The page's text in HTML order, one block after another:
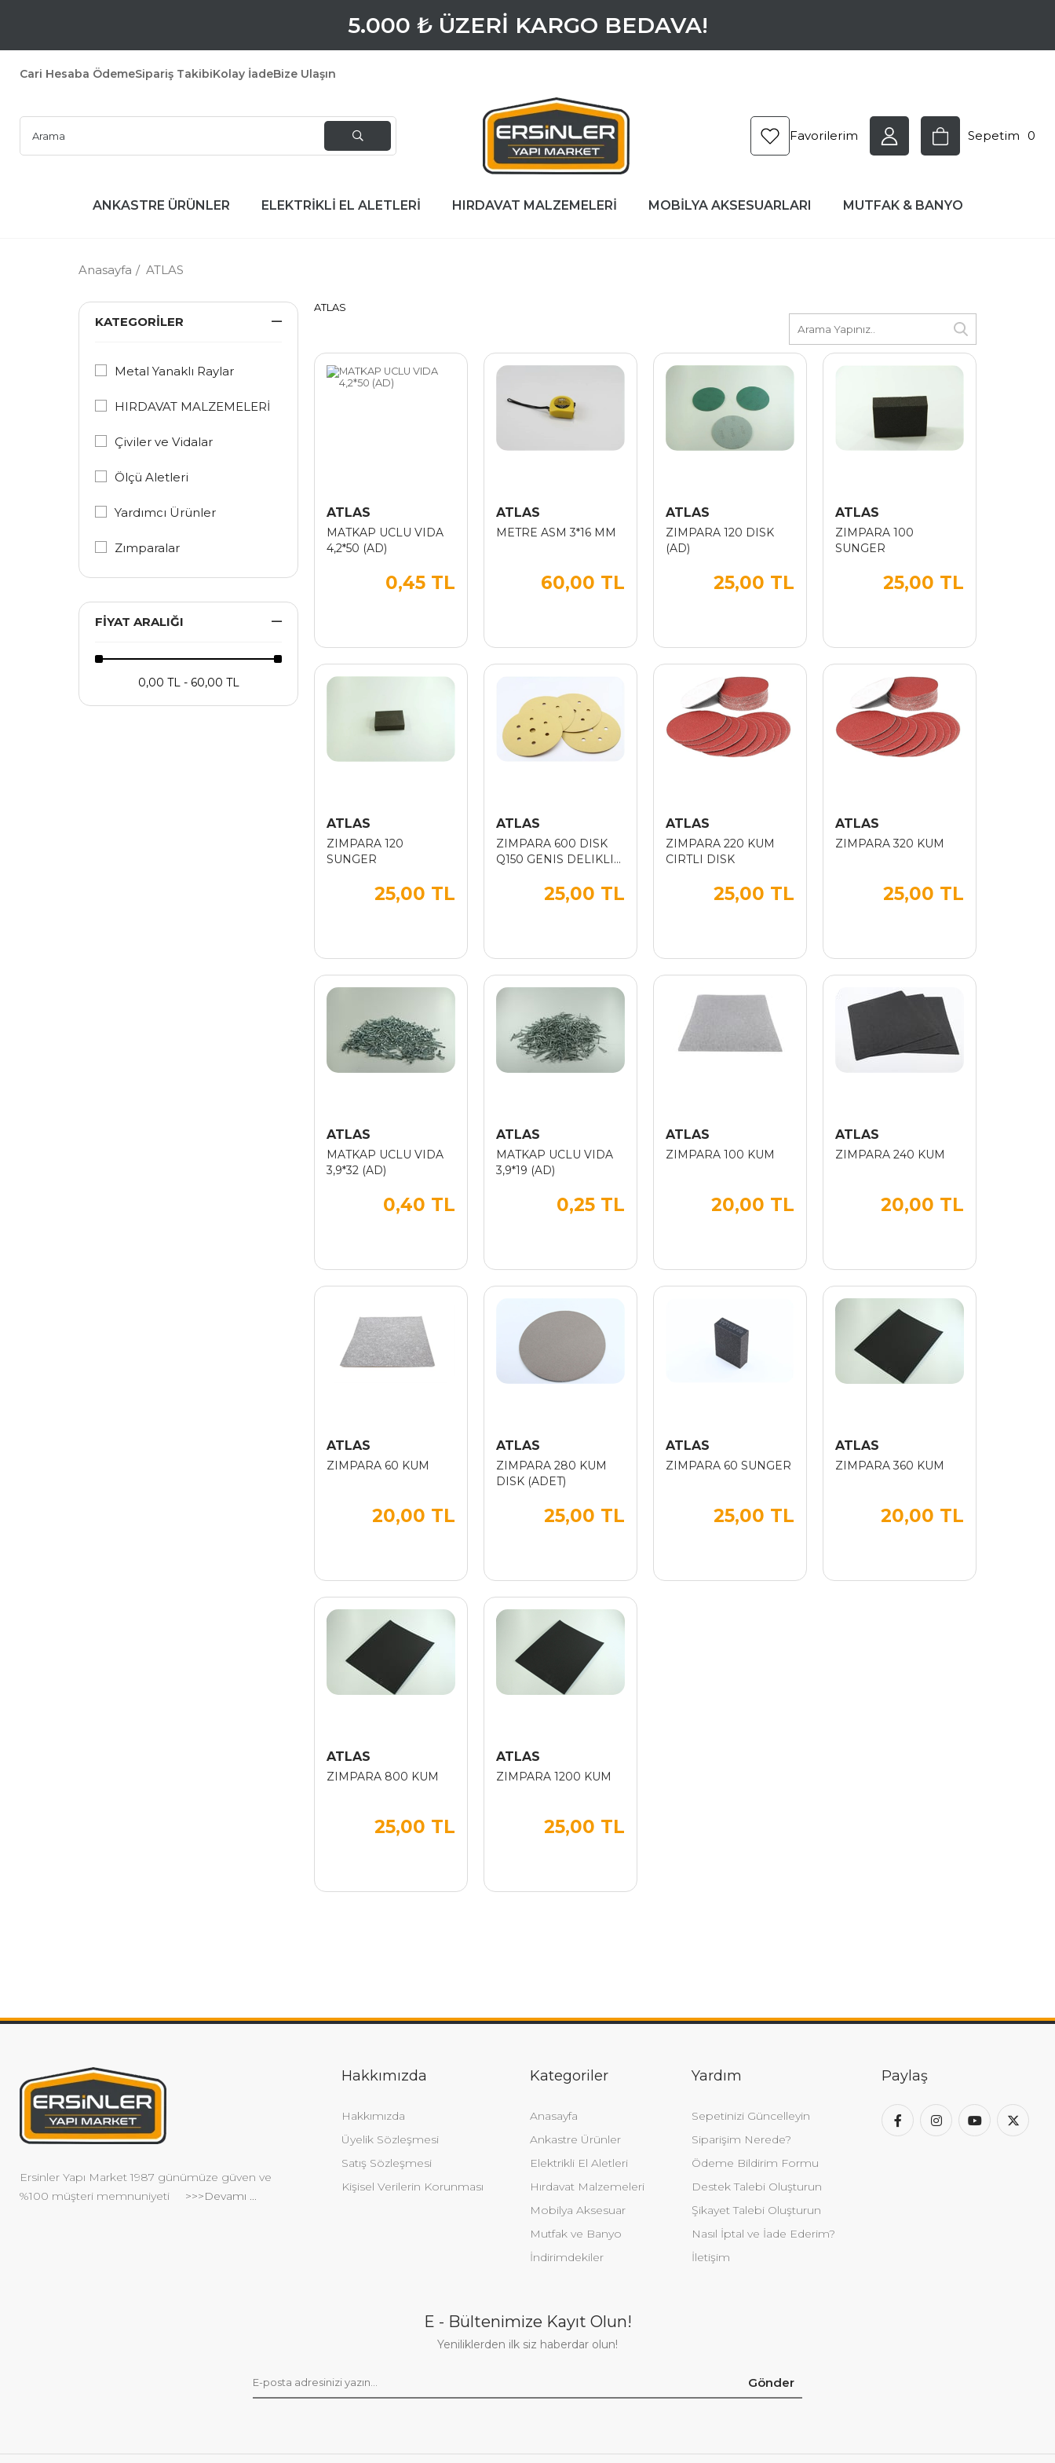
5.000 ₺ ÜZERİ KARGO BEDAVA!
Cari Hesaba ÖdemeSipariş TakibiKolay İadeBize Ulaşın
Sepetim 0
Favorilerim
ANKASTRE ÜRÜNLER ELEKTRİKLİ EL ALETLERİ HIRDAVAT MALZEMELERİ MOBİLYA AKSESUARLARI MUTFAK & BANYO
Anasayfa ATLAS
KATEGORILER
Metal Yanaklı Raylar
HIRDAVAT MALZEMELERİ
Çiviler ve Vidalar
Ölçü Aletleri
Yardımcı Ürünler
Zımparalar
FIYAT ARALIĞI
0,00 TL - 60,00 TL
ATLAS
ATLAS
MATKAP UCLU VIDA
4,2*50 (AD)
0,45 TL
ATLAS
METRE ASM 3*16 MM
60,00 TL
ATLAS
ZIMPARA 120 DISK
(AD)
25,00 TL
ATLAS
ZIMPARA 100
SUNGER
25,00 TL
ATLAS
ZIMPARA 120
SUNGER
25,00 TL
ATLAS
ZIMPARA 600 DISK
Q150 GENIS DELIKLI
25,00 TL
ATLAS
ZIMPARA 220 KUM
CIRTLI DISK
25,00 TL
ATLAS
ZIMPARA 320 KUM
25,00 TL
ATLAS
MATKAP UCLU VIDA
3,9*32 (AD)
0,40 TL
ATLAS
MATKAP UCLU VIDA
3,9*19 (AD)
0,25 TL
ATLAS
ZIMPARA 100 KUM
20,00 TL
ATLAS
ZIMPARA 240 KUM
20,00 TL
ATLAS
ZIMPARA 60 KUM
20,00 TL
ATLAS
ZIMPARA 280 KUM
DISK (ADET)
25,00 TL
ATLAS
ZIMPARA 60 SUNGER
25,00 TL
ATLAS
ZIMPARA 360 KUM
20,00 TL
ATLAS
ZIMPARA 800 KUM
25,00 TL
ATLAS
ZIMPARA 1200 KUM
25,00 TL
Ersinler Yapı Market 1987 günümüze güven ve
%100 müşteri memnuniyeti
>>>Devamı ...
Hakkımızda
Hakkımızda
Üyelik Sözleşmesi
Satış Sözleşmesi
Kişisel Verilerin Korunması
Kategoriler
Anasayfa
Ankastre Ürünler
Elektrikli El Aletleri
Hırdavat Malzemeleri
Mobilya Aksesuar
Mutfak ve Banyo
İndirimdekiler
Yardım
Sepetinizi Güncelleyin
Siparişim Nerede?
Ödeme Bildirim Formu
Destek Talebi Oluşturun
Şikayet Talebi Oluşturun
Nasıl İptal ve İade Ederim?
İletişim
Paylaş
E - Bültenimize Kayıt Olun!
Yeniliklerden ilk siz haberdar olun!
Gönder